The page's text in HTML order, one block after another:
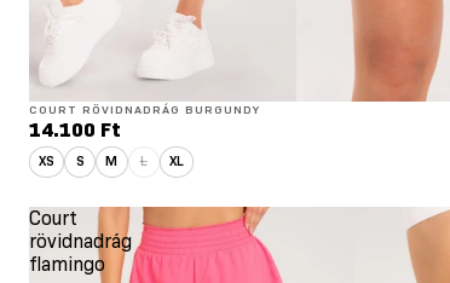
COURT RÖVIDNADRÁG BURGUNDY
14.100 Ft
XS S M L XL
Court
rövidnadrág
flamingo